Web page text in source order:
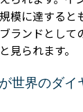
模に達すると
ランドとして
見られます。
世界のダ